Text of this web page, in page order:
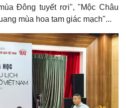
Đông tuyết rơi", "Mộc Châu
mùa hoa tam giác mạch"...